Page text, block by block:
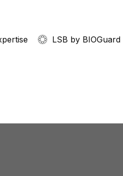
LSB by BIOGuard